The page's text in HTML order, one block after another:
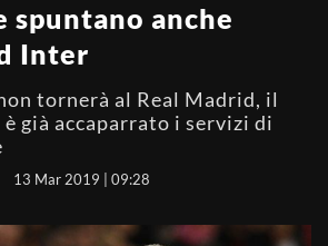
spuntano anche
Inter
tornerà al Real Madrid, il
già accaparrato i servizi di
13 Mar 2019 | 09:28